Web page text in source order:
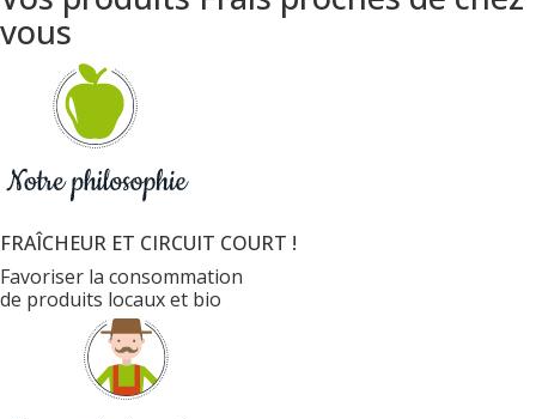
vous
FRAÎCHEUR ET CIRCUIT COURT !
Favoriser la consommation
de produits locaux et bio